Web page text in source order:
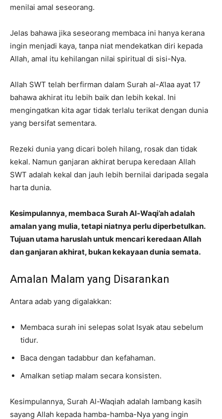
menilai amal seseorang.
Jelas bahawa jika seseorang membaca ini hanya kerana
ingin menjadi kaya, tanpa niat mendekatkan diri kepada
Allah, amal itu kehilangan nilai spiritual di sisi-Nya.
Allah SWT telah berfirman dalam Surah al-A’laa ayat 17
bahawa akhirat itu lebih baik dan lebih kekal. Ini
mengingatkan kita agar tidak terlalu terikat dengan dunia
yang bersifat sementara.
Rezeki dunia yang dicari boleh hilang, rosak dan tidak
kekal. Namun ganjaran akhirat berupa keredaan Allah
SWT adalah kekal dan jauh lebih bernilai daripada segala
harta dunia.
Kesimpulannya, membaca Surah Al-Waqi’ah adalah
amalan yang mulia, tetapi niatnya perlu diperbetulkan.
Tujuan utama haruslah untuk mencari keredaan Allah
dan ganjaran akhirat, bukan kekayaan dunia semata.
Amalan Malam yang Disarankan
Antara adab yang digalakkan:
Membaca surah ini selepas solat Isyak atau sebelum
tidur.
Baca dengan tadabbur dan kefahaman.
Amalkan setiap malam secara konsisten.
Kesimpulannya, Surah Al-Waqiah adalah lambang kasih
sayang Allah kepada hamba-hamba-Nya yang ingin